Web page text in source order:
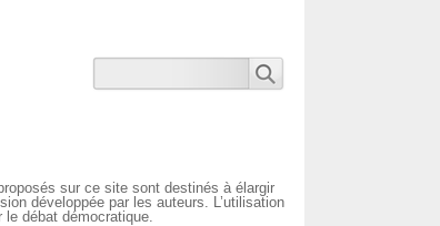
sur ce site sont destinés à élargir
développée par les auteurs. L’utilisation
débat démocratique.